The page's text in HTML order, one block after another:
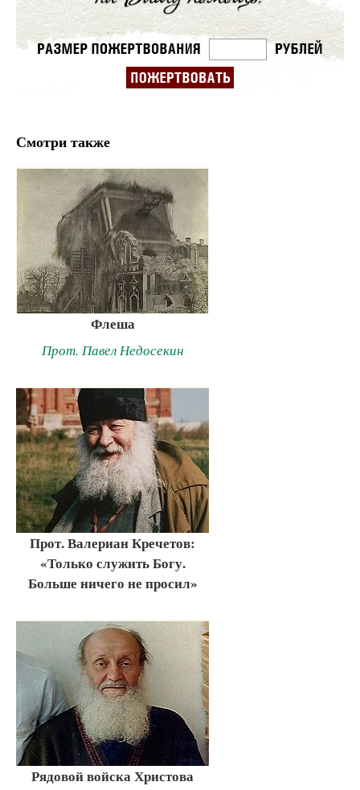
Смотри также
Флеша
Прот. Павел Недосекин
Прот. Валериан Кречетов:
«Только служить Богу.
Больше ничего не просил»
Рядовой войска Христова